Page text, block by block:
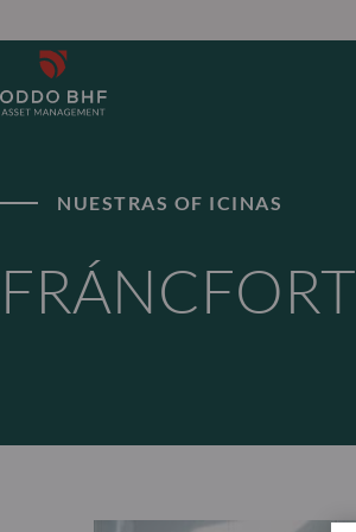
NUESTRAS OF ICINAS
FRÁNCFORT